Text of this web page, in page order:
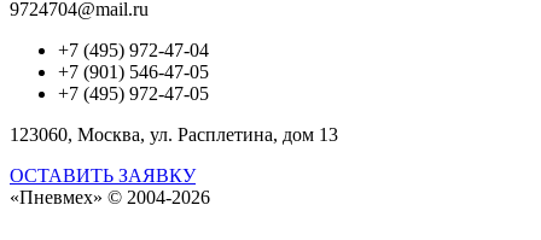
9724704@mail.ru
+7 (495) 972-47-04
+7 (901) 546-47-05
+7 (495) 972-47-05
123060, Москва, ул. Расплетина, дом 13
ОСТАВИТЬ ЗАЯВКУ
«Пневмех» © 2004-2026